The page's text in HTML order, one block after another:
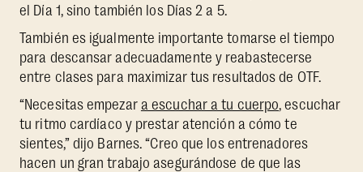
el Día 1, sino también los Días 2 a 5.
También es igualmente importante tomarse el tiempo
para descansar adecuadamente y reabastecerse
entre clases para maximizar tus resultados de OTF.
“Necesitas empezar a escuchar a tu cuerpo, escuchar
tu ritmo cardíaco y prestar atención a cómo te
sientes,” dijo Barnes. “Creo que los entrenadores
hacen un gran trabajo asegurándose de que las